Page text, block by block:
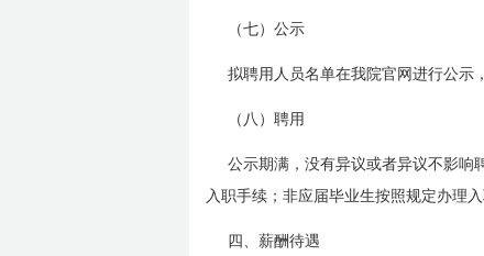
（七）公示
拟聘用人员名单在我院官网进行公示
（八）聘用
公示期满，没有异议或者异议不影响
入职手续；非应届毕业生按照规定办理入
四、薪酬待遇